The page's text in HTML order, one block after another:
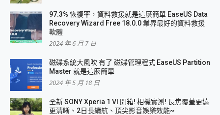
97.3% 恢復率，資料救援就是這麼簡單 EaseUS Data
Recovery Wizard Free 18.0.0 業界最好的資料救援
軟體
2024 年 6 月 7 日
磁碟系統大風吹 有了 磁碟管理程式 EaseUS Partition
Master 就是這麼簡單
2024 年 5 月 18 日
全新 SONY Xperia 1 VI 開箱! 相機實測! 長焦覆蓋更遠
更清晰、2日長續航、頂尖影音娛樂效能~